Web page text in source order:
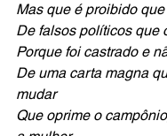
Mas que é proibido
De falsos políticos que
Porque foi castrado e
De uma carta magna
mudar
Que oprime o